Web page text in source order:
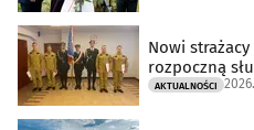
Nowi
rozpoczną
AKTUALNOŚCI